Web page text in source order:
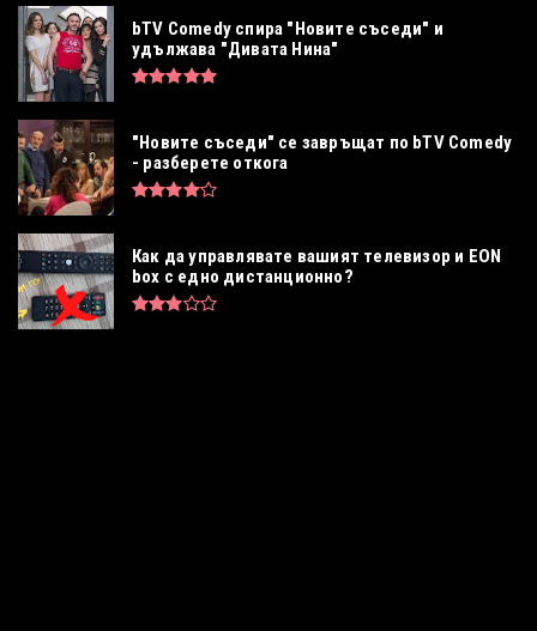
bTV Comedy спира "Новите съседи" и
удължава "Дивата Нина"
"Новите съседи" се завръщат по bTV Comedy
- разберете откога
Как да управлявате вашият телевизор и EON
box с едно дистанционно?